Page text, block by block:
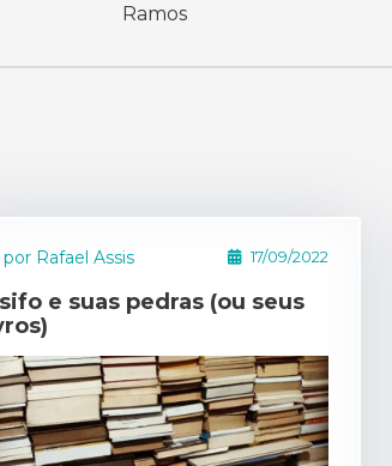
Ramos
por Rafael Assis 17/09/2022
e suas pedras (ou seus